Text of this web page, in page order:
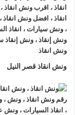
السياراتوتثبيتها
في اختيار أسرع
4- الانتشار الواسع
تنتشر
اوناش الانقاذ
انحاء الجمهورية
اليك خلال 15 دقيقة بحد اقصي.
ونش انقاذ قصر النيل